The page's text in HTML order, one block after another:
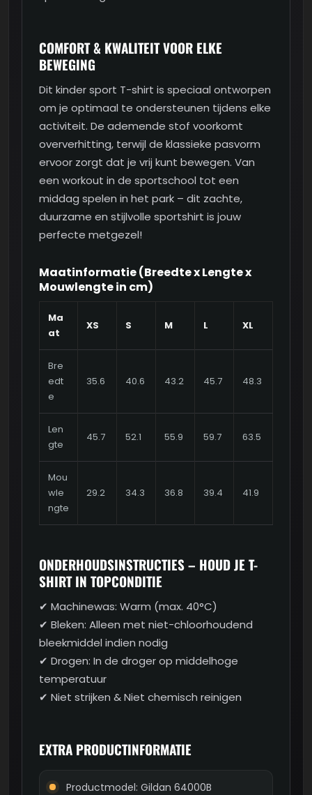
COMFORT & KWALITEIT VOOR ELKE
BEWEGING
Dit kinder sport T-shirt is speciaal ontworpen
om je optimaal te ondersteunen tijdens elke
activiteit. De ademende stof voorkomt
oververhitting, terwijl de klassieke pasvorm
ervoor zorgt dat je vrij kunt bewegen. Van
een workout in de sportschool tot een
middag spelen in het park – dit zachte,
duurzame en stijlvolle sportshirt is jouw
perfecte metgezel!
Maatinformatie (Breedte x Lengte x
Mouwlengte in cm)
Ma
at
XS S M L XL
Bre
edt
e
35.6 40.6 43.2 45.7 48.3
Len
gte
45.7 52.1 55.9 59.7 63.5
Mou
wle
ngte
29.2 34.3 36.8 39.4 41.9
ONDERHOUDSINSTRUCTIES – HOUD JE T-
SHIRT IN TOPCONDITIE
✔ Machinewas: Warm (max. 40°C)
✔ Bleken: Alleen met niet-chloorhoudend
bleekmiddel indien nodig
✔ Drogen: In de droger op middelhoge
temperatuur
✔ Niet strijken & Niet chemisch reinigen
EXTRA PRODUCTINFORMATIE
Productmodel: Gildan 64000B